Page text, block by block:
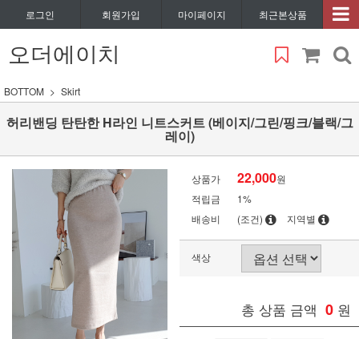
로그인 회원가입 마이페이지 최근본상품
오더에이치
BOTTOM Skirt
허리밴딩 탄탄한 H라인 니트스커트 (베이지/그린/핑크/블랙/그
레이)
상품가 22,000원
적립금
1%
배송비
(조건) 지역별
색상
총 상품 금액 0 원